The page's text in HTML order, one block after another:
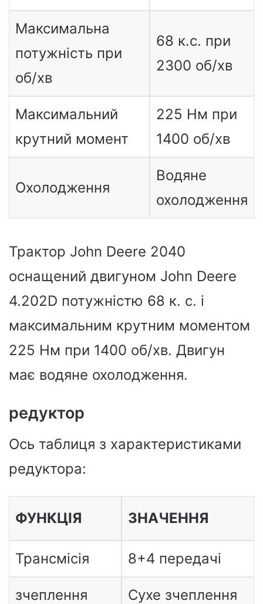
Максимальна
потужність при
об/хв
68 к.с. при
2300 об/хв
Максимальний
крутний момент
225 Нм при
1400 об/хв
Охолодження
Водяне
охолодження
Трактор John Deere 2040
оснащений двигуном John Deere
4.202D потужністю 68 к. с. і
максимальним крутним моментом
225 Нм при 1400 об/хв. Двигун
має водяне охолодження.
редуктор
Ось таблиця з характеристиками
редуктора:
ФУНКЦІЯ ЗНАЧЕННЯ
Трансмісія 8+4 передачі
зчеплення Сухе зчеплення